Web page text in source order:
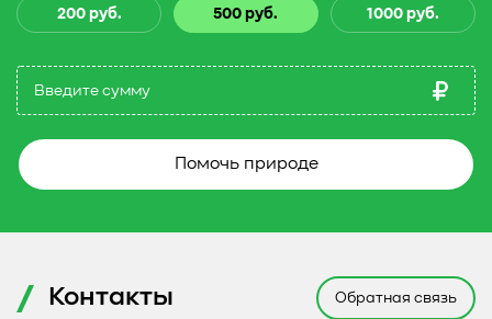
200 руб. 500 руб. 1000 руб.
Помочь природе
Контакты Обратная связь